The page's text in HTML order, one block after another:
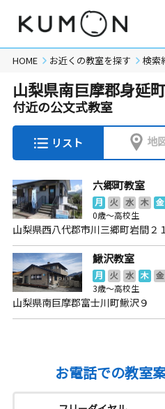
HOME お近くの教室を探す 検索
山梨県南巨摩郡身延
付近の公文式教室
リスト 地
六郷町教室
月 火 水 木 金
0歳～高校生
山梨県西八代郡市川三郷町岩間２
鰍沢教室
月 火 水 木 金
3歳～高校生
山梨県南巨摩郡富士川町鰍沢９
お電話での教室